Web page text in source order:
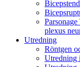
plexus
Utredning
Röntgen
Utredning